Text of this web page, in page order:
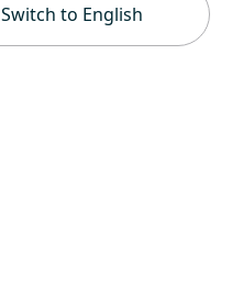
Switch to English